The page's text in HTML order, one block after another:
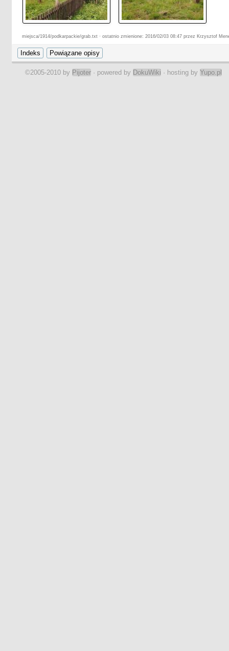
miejsca/1914/podkarpackie/grab.txt · ostatnio zmienione: 2016/02/03 08:47 przez Krzysztof
©2005-2010 by Pijoter · powered by DokuWiki · hosting by Yupo.pl